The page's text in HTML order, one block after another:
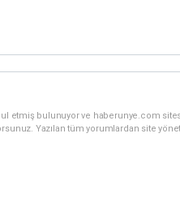
etmiş bulunuyor ve haberunye.com
Yazılan tüm yorumlardan site